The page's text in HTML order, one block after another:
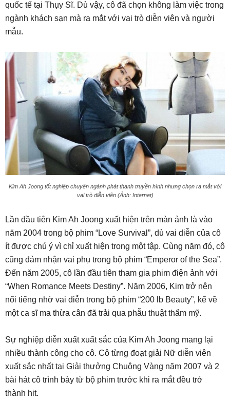
quốc tế tại Thụy Sĩ. Dù vậy, cô đã chọn không làm việc trong
ngành khách sạn mà ra mắt với vai trò diễn viên và người
mẫu.
Kim Ah Joong tốt nghiệp chuyên ngành phát thanh truyền hình nhưng chọn ra mắt với
vai trò diễn viên (Ảnh: Internet)
Lần đầu tiên Kim Ah Joong xuất hiện trên màn ảnh là vào
năm 2004 trong bộ phim “Love Survival”, dù vai diễn của cô
ít được chú ý vì chỉ xuất hiện trong một tập. Cùng năm đó, cô
cũng đảm nhận vai phụ trong bộ phim “Emperor of the Sea”.
Đến năm 2005, cô lần đầu tiên tham gia phim điện ảnh với
“When Romance Meets Destiny”. Năm 2006, Kim trở nên
nổi tiếng nhờ vai diễn trong bộ phim “200 lb Beauty”, kể về
một ca sĩ ma thừa cân đã trải qua phẫu thuật thẩm mỹ.
Sự nghiệp diễn xuất xuất sắc của Kim Ah Joong mang lại
nhiều thành công cho cô. Cô từng đoạt giải Nữ diễn viên
xuất sắc nhất tại Giải thưởng Chuông Vàng năm 2007 và 2
bài hát cô trình bày từ bộ phim trước khi ra mắt đều trở
thành hit.